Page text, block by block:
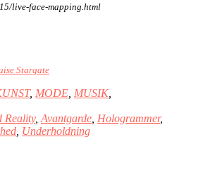
live-face-mapping.html
Stargate
, MODE MUSIK,
Reality, Avantgarde Hologrammer,
Underholdning